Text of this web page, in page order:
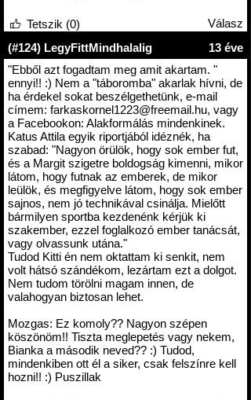
Válasz
Tetszik (0)
(#124) LegyFittMindhalalig
13 éve
"Ebből azt fogadtam meg amit akartam. "
ennyi!! :) Nem a "táboromba" akarlak hívni, de
ha érdekel sokat beszélgethetünk, e-mail
címem: farkaskornel1223@freemail.hu, vagy
a Facebookon: Alakformálás mindenkinek.
Katus Attila egyik riportjából idéznék, ha
szabad: "Nagyon örülök, hogy sok ember fut,
és a Margit szigetre boldogság kimenni, mikor
látom, hogy futnak az emberek, de mikor
leülök, és megfigyelve látom, hogy sok ember
sajnos, nem jó technikával csinálja. Mielőtt
bármilyen sportba kezdenénk kérjük ki
szakember, ezzel foglalkozó ember tanácsát,
vagy olvassunk utána."
Tudod Kitti én nem oktattam ki senkit, nem
volt hátsó szándékom, lezártam ezt a dolgot.
Nem tudom törölni magam innen, de
valahogyan biztosan lehet.
Mozgas: Ez komoly?? Nagyon szépen
köszönöm!! Tiszta meglepetés vagy nekem,
Bianka a második neved?? :) Tudod,
mindenkiben ott él a siker, csak felszínre kell
hozni!! :) Puszillak